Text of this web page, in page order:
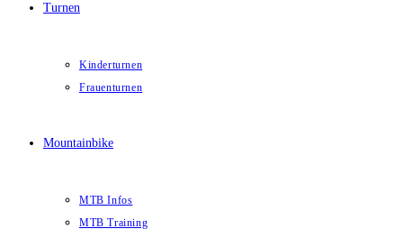
Turnen
Kinderturnen
Frauenturnen
Mountainbike
MTB Infos
MTB Training